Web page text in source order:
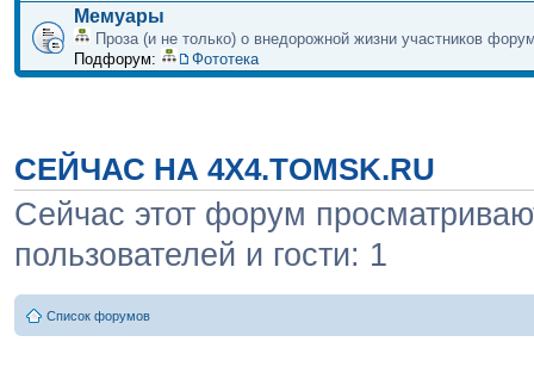
Мемуары
Проза (и не только) о внедорожной жизни участников
Подфорум:
Фототека
СЕЙЧАС НА 4X4.TOMSK.RU
Сейчас этот форум
пользователей и гости: 1
Список форумов